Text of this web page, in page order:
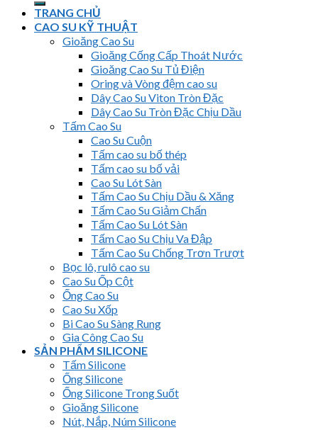
TRANG CHỦ
CAO SU KỸ THUẬT
Gioăng Cao Su
Gioăng Cống Cấp Thoát Nước
Gioăng Cao Su Tủ Điện
Oring và Vòng đệm cao su
Dây Cao Su Viton Tròn Đặc
Dây Cao Su Tròn Đặc Chịu Dầu
Tấm Cao Su
Cao Su Cuộn
Tấm cao su bố thép
Tấm cao su bố vải
Cao Su Lót Sàn
Tấm Cao Su Chịu Dầu & Xăng
Tấm Cao Su Giảm Chấn
Tấm Cao Su Lót Sàn
Tấm Cao Su Chịu Va Đập
Tấm Cao Su Chống Trơn Trượt
Bọc lô, rulô cao su
Cao Su Ốp Cột
Ống Cao Su
Cao Su Xốp
Bi Cao Su Sàng Rung
Gia Công Cao Su
SẢN PHẨM SILICONE
Tấm Silicone
Ống Silicone
Ống Silicone Trong Suốt
Gioăng Silicone
Nút, Nắp, Núm Silicone